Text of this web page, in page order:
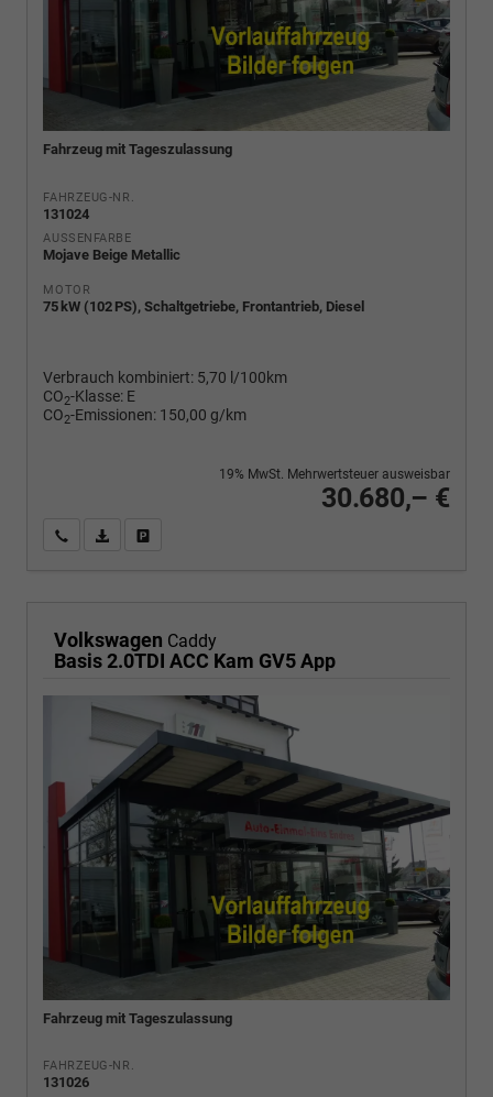
Fahrzeug mit Tageszulassung
FAHRZEUG-NR.
131024
AUSSENFARBE
Mojave Beige Metallic
MOTOR
75 kW (102 PS), Schaltgetriebe, Frontantrieb, Diesel
Verbrauch kombiniert: 5,70 l/100km
CO2-Klasse: E
CO2-Emissionen: 150,00 g/km
30.680,– €
19% MwSt. Mehrwertsteuer ausweisbar
Wir rufen Sie anPDF-Fahrzeugexposé drucken
Volkswagen Caddy
Basis 2.0TDI ACC Kam GV5 App
Fahrzeug mit Tageszulassung
FAHRZEUG-NR.
131026